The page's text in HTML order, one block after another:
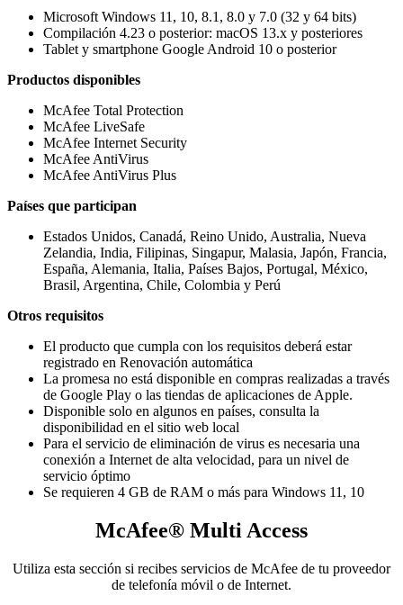
Microsoft Windows 11, 10, 8.1, 8.0 y 7.0 (32 y 64 bits)
Compilación 4.23 o posterior: macOS 13.x y posteriores
Tablet y smartphone Google Android 10 o posterior
Productos disponibles
McAfee Total Protection
McAfee LiveSafe
McAfee Internet Security
McAfee AntiVirus
McAfee AntiVirus Plus
Países que participan
Estados Unidos, Canadá, Reino Unido, Australia, Nueva
Zelandia, India, Filipinas, Singapur, Malasia, Japón, Francia,
España, Alemania, Italia, Países Bajos, Portugal, México,
Brasil, Argentina, Chile, Colombia y Perú
Otros requisitos
El producto que cumpla con los requisitos deberá estar
registrado en Renovación automática
La promesa no está disponible en compras realizadas a través
de Google Play o las tiendas de aplicaciones de Apple.
Disponible solo en algunos en países, consulta la
disponibilidad en el sitio web local
Para el servicio de eliminación de virus es necesaria una
conexión a Internet de alta velocidad, para un nivel de
servicio óptimo
Se requieren 4 GB de RAM o más para Windows 11, 10
McAfee® Multi Access
Utiliza esta sección si recibes servicios de McAfee de tu proveedor
de telefonía móvil o de Internet.​